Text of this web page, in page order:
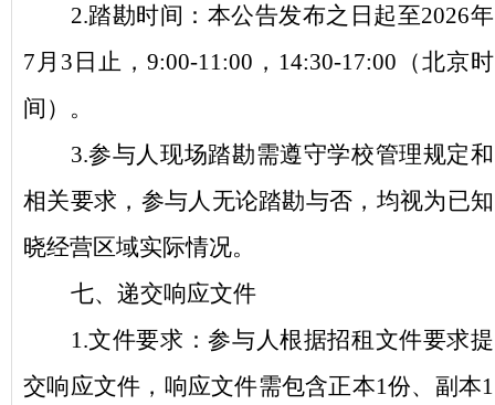
2.踏勘时间：本公告发布之日起至2026年
7月3日 止 ， 9:00-11:00，14:30-17:00（北京时
间）。
3.参与人现场踏勘需遵守学校管理规定和
相关要求 ，参与人 无论踏勘与否，均视为已知
晓经营区域实际情况。
七、递交响应文件
1.文件要求：参与人根据招租文件要求提
交响应文件 ，响应文件需包含正本1份、副本1